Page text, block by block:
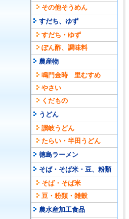
その他そうめん
すだち、ゆず
すだち・ゆず
ぽん酢、調味料
農産物
鳴門金時 里むすめ
やさい
くだもの
うどん
讃岐うどん
たらい・半田うどん
徳島ラーメン
そば・そば米・豆、粉類
そば・そば米
豆・粉類・雑穀
農水産加工食品